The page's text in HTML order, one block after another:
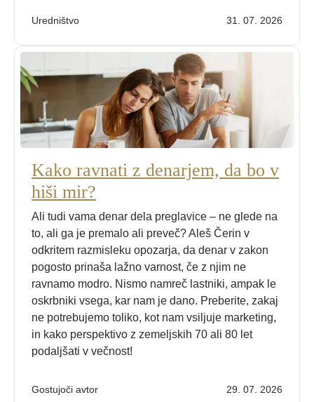
Uredništvo 31. 07. 2026
Kako ravnati z denarjem, da bo v
hiši mir?
Ali tudi vama denar dela preglavice – ne glede na
to, ali ga je premalo ali preveč? Aleš Čerin v
odkritem razmisleku opozarja, da denar v zakon
pogosto prinaša lažno varnost, če z njim ne
ravnamo modro. Nismo namreč lastniki, ampak le
oskrbniki vsega, kar nam je dano. Preberite, zakaj
ne potrebujemo toliko, kot nam vsiljuje marketing,
in kako perspektivo z zemeljskih 70 ali 80 let
podaljšati v večnost!
Gostujoči avtor 29. 07. 2026